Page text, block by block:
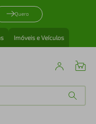
Quero
Imóveis e Veículos